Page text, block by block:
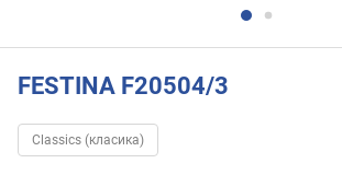
FESTINA F20504/3
Classics (класика)